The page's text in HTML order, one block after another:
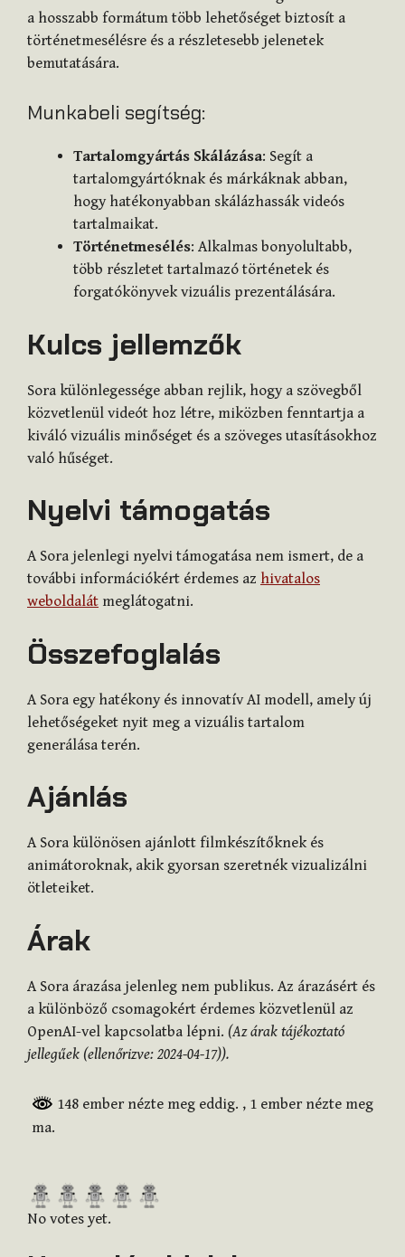
a hosszabb formátum több lehetőséget biztosít a
történetmesélésre és a részletesebb jelenetek
bemutatására.
Munkabeli segítség:
Tartalomgyártás Skálázása: Segít a
tartalomgyártóknak és márkáknak abban,
hogy hatékonyabban skálázhassák videós
tartalmaikat.
Történetmesélés: Alkalmas bonyolultabb,
több részletet tartalmazó történetek és
forgatókönyvek vizuális prezentálására.
Kulcs jellemzők
Sora különlegessége abban rejlik, hogy a szövegből
közvetlenül videót hoz létre, miközben fenntartja a
kiváló vizuális minőséget és a szöveges utasításokhoz
való hűséget.
Nyelvi támogatás
A Sora jelenlegi nyelvi támogatása nem ismert, de a
további információkért érdemes az hivatalos
weboldalát meglátogatni.
Összefoglalás
A Sora egy hatékony és innovatív AI modell, amely új
lehetőségeket nyit meg a vizuális tartalom
generálása terén.
Ajánlás
A Sora különösen ajánlott filmkészítőknek és
animátoroknak, akik gyorsan szeretnék vizualizálni
ötleteiket.
Árak
A Sora árazása jelenleg nem publikus. Az árazásért és
a különböző csomagokért érdemes közvetlenül az
OpenAI-vel kapcsolatba lépni. (Az árak tájékoztató
jellegűek (ellenőrizve: 2024-04-17)).
148 ember nézte meg eddig. , 1 ember nézte meg
ma.
R
a
No votes yet.